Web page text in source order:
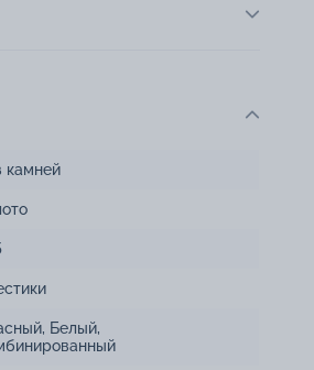
камней
, Белый,